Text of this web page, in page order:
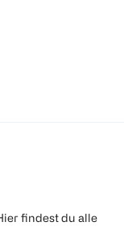
findest du alle